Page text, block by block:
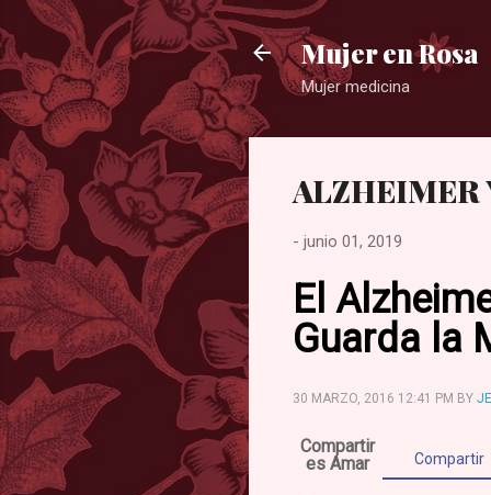
Mujer en Rosa
Mujer medicina
ALZHEIMER
- junio 01, 2019
El
Guarda la
30 MARZO, 2016 12:41 PM BY
Compartir
es Amar
Compartir